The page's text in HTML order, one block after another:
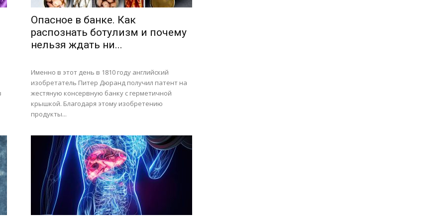
Опасное в банке. Как
распознать ботулизм и почему
нельзя ждать ни...
Именно в этот день в 1810 году английский
изобретатель Питер Дюранд получил патент на
жестяную консервную банку с герметичной
крышкой. Благодаря этому изобретению
продукты...